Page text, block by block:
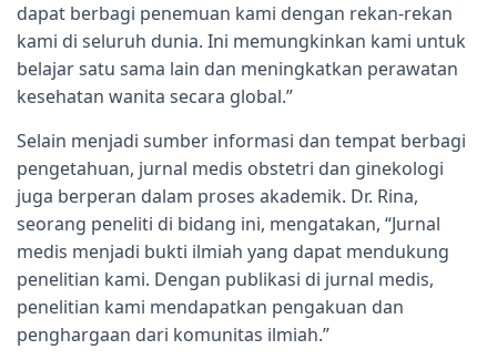
dapat berbagi penemuan kami dengan rekan-rekan
kami di seluruh dunia. Ini memungkinkan kami untuk
belajar satu sama lain dan meningkatkan perawatan
kesehatan wanita secara global.”
Selain menjadi sumber informasi dan tempat berbagi
pengetahuan, jurnal medis obstetri dan ginekologi
juga berperan dalam proses akademik. Dr. Rina,
seorang peneliti di bidang ini, mengatakan, “Jurnal
medis menjadi bukti ilmiah yang dapat mendukung
penelitian kami. Dengan publikasi di jurnal medis,
penelitian kami mendapatkan pengakuan dan
penghargaan dari komunitas ilmiah.”